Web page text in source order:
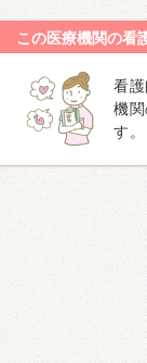
この医療機関の看
看
機
す。